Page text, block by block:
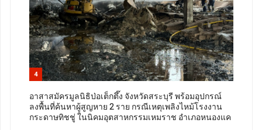
4
อาสาสมัครมูลนิธิป่อเต็กตึ๊ง จังหวัดสระบุรี พร้อมอุปกรณ์
ลงพื้นที่ค้นหาผู้สูญหาย 2 ราย กรณีเหตุเพลิงไหม้โรงงาน
กระดาษทิชชู่ ในนิคมอุตสาหกรรมเหมราช อำเภอหนองแค